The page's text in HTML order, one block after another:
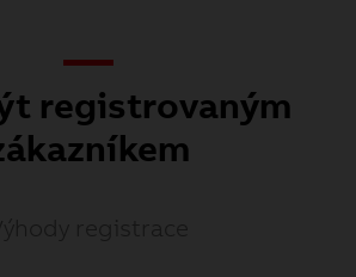
registrovaným